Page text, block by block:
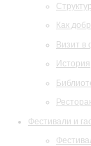
Как
Визит в
История
Фестивали и